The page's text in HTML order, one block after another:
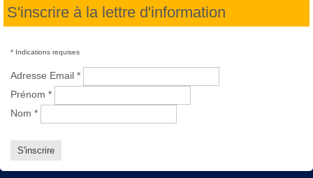
S'inscrire à la lettre d'information
* Indications requises
Adresse Email *
Prénom *
Nom *